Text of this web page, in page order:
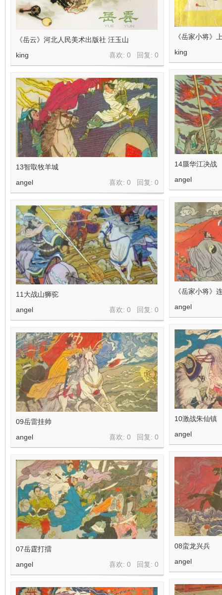
《岳家小将》
king
《岳云》河北人民美术出版社 汪玉山
喜欢: 0 回复: 0
king
14蜃华江决战
angel
13智取牧羊城
喜欢: 0 回复: 0
angel
《岳家小将》
angel
11大战山狮驼
喜欢: 0 回复: 0
angel
10激战朱仙镇
angel
09岳雷挂帅
喜欢: 0 回复: 0
angel
08蛮龙兴兵
angel
07岳霆打擂
喜欢: 0 回复: 0
angel